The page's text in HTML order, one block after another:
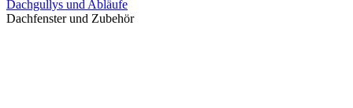
Dachgullys und Abläufe
Dachfenster und Zubehör